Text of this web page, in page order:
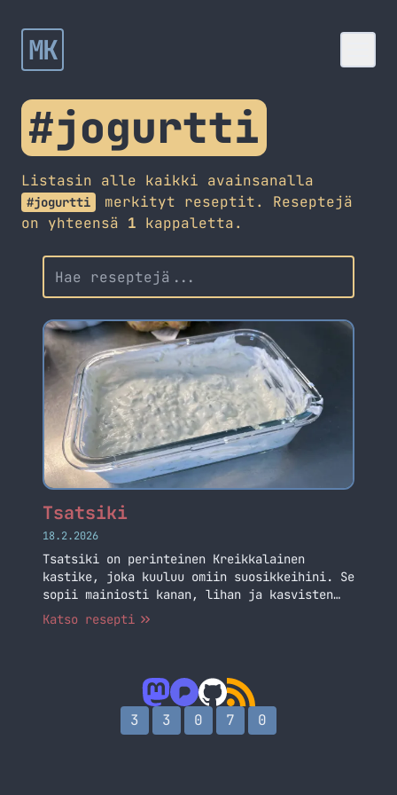
MK
#jogurtti
Listasin alle kaikki avainsanalla
#jogurtti
merkityt reseptit. Reseptejä
on yhteensä 1 kappaletta.
Tsatsiki
18.2.2026
Tsatsiki on perinteinen Kreikkalainen
kastike, joka kuuluu omiin suosikkeihini. Se
sopii mainiosti kanan, lihan ja kasvisten
kanssa eli aika yleiskäyttöinen kastike.
Tämä ohje on, kuin suoraan Kreikassa.
Katso resepti
3 3 0 7 0